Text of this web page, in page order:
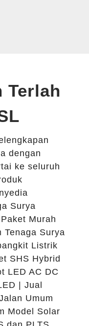
Terlah
dengan
ke seluruh
Surya
Murah
Tenaga Surya
Listrik
SHS Hybrid
LED AC DC
| Jual
Umum
Model Solar